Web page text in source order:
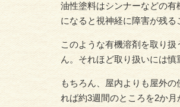
油性塗料はシンナーなどの
になると視神経に障害が残る
このような有機溶剤を取り
ん。それほど取り扱いには
もちろん、屋内よりも屋外
れば約3週間のところを2か